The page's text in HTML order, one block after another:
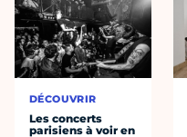
DÉCOUVRIR
Les concerts
parisiens à voir en